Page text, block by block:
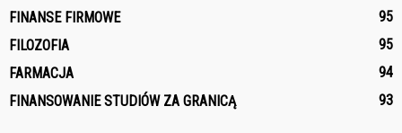
FINANSE FIRMOWE
95
FILOZOFIA
95
FARMACJA
94
FINANSOWANIE STUDIÓW ZA GRANICĄ
93